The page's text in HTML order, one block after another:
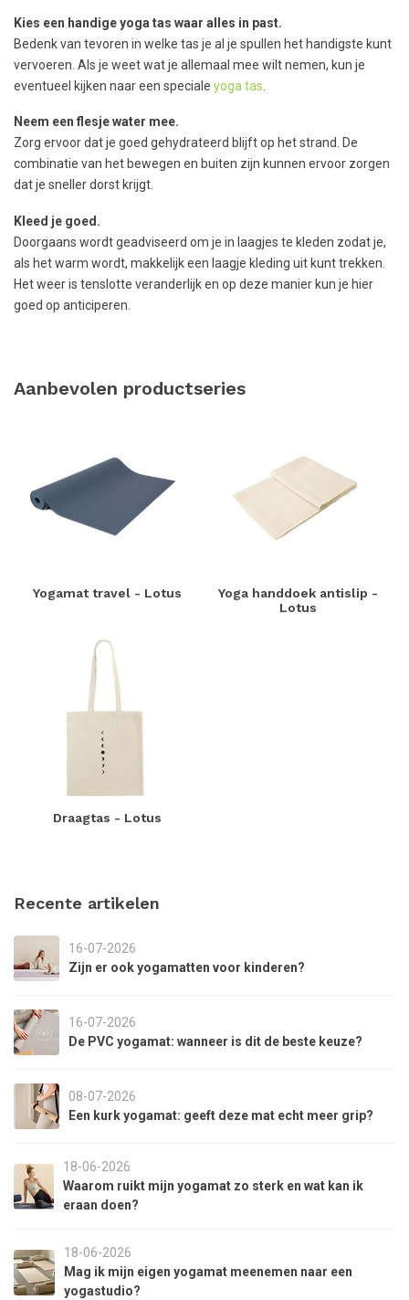
Kies een handige yoga tas waar alles in past.
Bedenk van tevoren in welke tas je al je spullen het handigste kunt
vervoeren. Als je weet wat je allemaal mee wilt nemen, kun je
eventueel kijken naar een speciale yoga tas
Neem een flesje water mee.
Zorg ervoor dat je goed gehydrateerd blijft op het strand. De
combinatie van het bewegen en buiten zijn kunnen ervoor zorgen
dat je sneller dorst krijgt.
Kleed je goed.
Doorgaans wordt geadviseerd om je in laagjes te kleden zodat je,
als het warm wordt, makkelijk een laagje kleding uit kunt trekken.
Het weer is tenslotte veranderlijk en op deze manier kun je hier
goed op anticiperen.
Aanbevolen productseries
Yogamat travel - Lotus
Yoga handdoek antislip -
Lotus
Draagtas - Lotus
Recente artikelen
16-07-2026
Zijn er ook yogamatten voor kinderen?
16-07-2026
De PVC yogamat: wanneer is dit de beste keuze?
08-07-2026
Een kurk yogamat: geeft deze mat echt meer grip?
18-06-2026
Waarom ruikt mijn yogamat zo sterk en wat kan ik
eraan doen?
18-06-2026
Mag ik mijn eigen yogamat meenemen naar een
yogastudio?